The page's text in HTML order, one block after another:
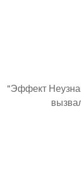
"Эффект